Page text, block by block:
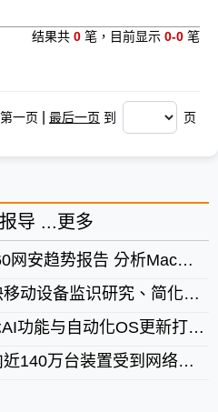
结果共 0 笔，目前显示 0-0 笔
第一页 最后一页 到 页
导 ... 更多
告 分析Mac与移动设备最新网安威胁
备监识研究、简化进阶威胁分析
化OS更新打造全新企业级API生态系统
受到网络钓鱼攻击 装置保护刻不容缓